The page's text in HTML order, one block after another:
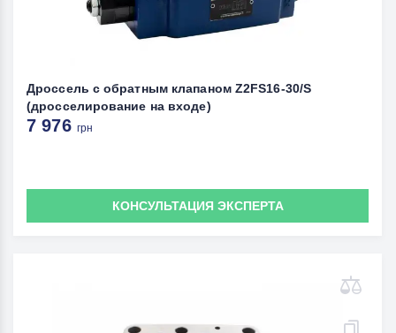
Дроссель с обратным клапаном Z2FS16-30/S
(дросселирование на входе)
7 976 грн
КОНСУЛЬТАЦИЯ ЭКСПЕРТА